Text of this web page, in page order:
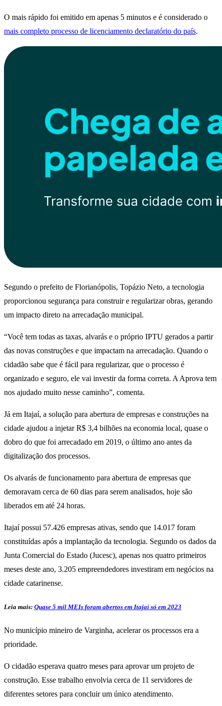
O mais rápido foi emitido em apenas 5 minutos e é considerado o
mais completo processo de licenciamento declaratório do país.
Segundo o prefeito de Florianópolis, Topázio Neto, a tecnologia
proporcionou segurança para construir e regularizar obras, gerando
um impacto direto na arrecadação municipal.
“Você tem todas as taxas, alvarás e o próprio IPTU gerados a partir
das novas construções e que impactam na arrecadação. Quando o
cidadão sabe que é fácil para regularizar, que o processo é
organizado e seguro, ele vai investir da forma correta. A Aprova tem
nos ajudado muito nesse caminho”, comenta.
Já em Itajaí, a solução para abertura de empresas e construções na
cidade ajudou a injetar R$ 3,4 bilhões na economia local, quase o
dobro do que foi arrecadado em 2019, o último ano antes da
digitalização dos processos.
Os alvarás de funcionamento para abertura de empresas que
demoravam cerca de 60 dias para serem analisados, hoje são
liberados em até 24 horas.
Itajaí possui 57.426 empresas ativas, sendo que 14.017 foram
constituídas após a implantação da tecnologia. Segundo os dados da
Junta Comercial do Estado (Jucesc), apenas nos quatro primeiros
meses deste ano, 3.205 empreendedores investiram em negócios na
cidade catarinense.
Leia mais: Quase 5 mil MEIs foram abertos em Itajaí só em 2023
No município mineiro de Varginha, acelerar os processos era a
prioridade.
O cidadão esperava quatro meses para aprovar um projeto de
construção. Esse trabalho envolvia cerca de 11 servidores de
diferentes setores para concluir um único atendimento.